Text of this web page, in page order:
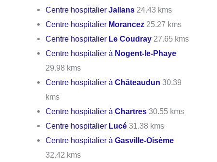
Centre hospitalierJallans 24.43 kms
Centre hospitalier Morancez 25.27 kms
Centre hospitalier Le Coudray 27.65 kms
Centre hospitalier à Nogent-le-Phaye
29.98 kms
Centre hospitalier àChâteaudun 30.39
kms
Centre hospitalier àChartres 30.55 kms
Centre hospitalier Lucé 31.38 kms
Centre hospitalier àGasville-Oisème
32.42 kms